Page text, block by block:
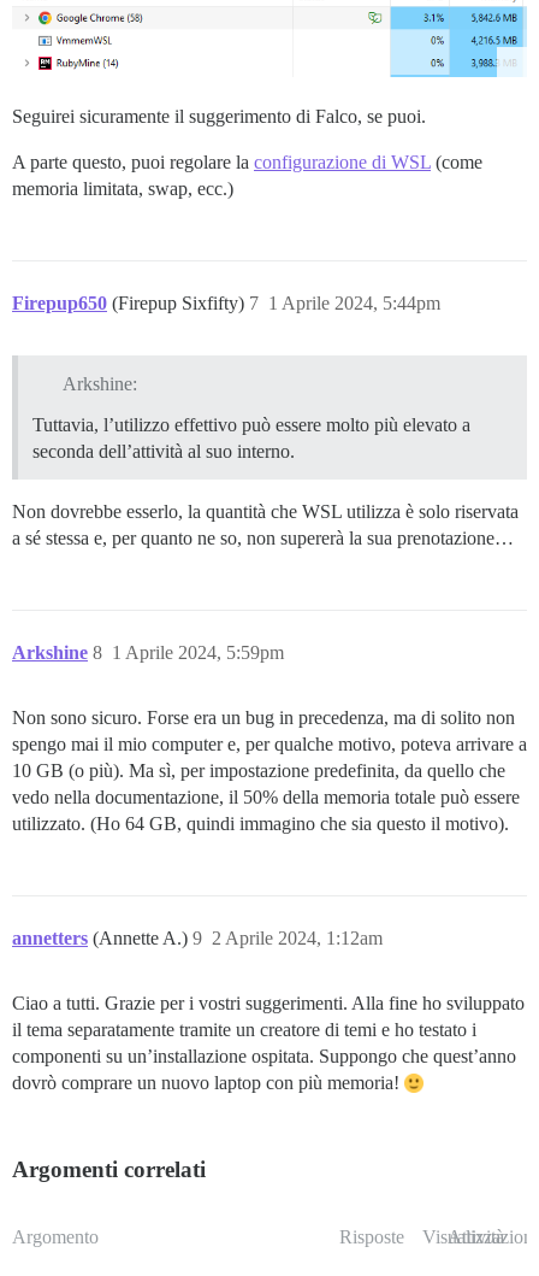
Seguirei sicuramente il suggerimento di Falco, se puoi.
A parte questo, puoi regolare la configurazione di WSL (come
memoria limitata, swap, ecc.)
Firepup650 (Firepup Sixfifty) 1 Aprile 2024, 5:44pm
7
Arkshine:
Tuttavia, l’utilizzo effettivo può essere molto più elevato a
seconda dell’attività al suo interno.
Non dovrebbe esserlo, la quantità che WSL utilizza è solo riservata
a sé stessa e, per quanto ne so, non supererà la sua prenotazione…
Arkshine 1 Aprile 2024, 5:59pm
8
Non sono sicuro. Forse era un bug in precedenza, ma di solito non
spengo mai il mio computer e, per qualche motivo, poteva arrivare a
10 GB (o più). Ma sì, per impostazione predefinita, da quello che
vedo nella documentazione, il 50% della memoria totale può essere
utilizzato. (Ho 64 GB, quindi immagino che sia questo il motivo).
annetters (Annette A.) 2 Aprile 2024, 1:12am
9
Ciao a tutti. Grazie per i vostri suggerimenti. Alla fine ho sviluppato
il tema separatamente tramite un creatore di temi e ho testato i
componenti su un’installazione ospitata. Suppongo che quest’anno
dovrò comprare un nuovo laptop con più memoria!
Argomenti correlati
Argomento Risposte Visualizzazioni
Attività